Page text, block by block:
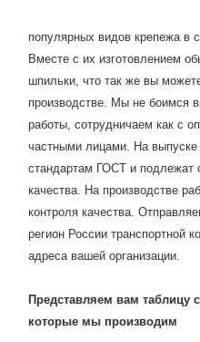
популярных видов крепежа в
Вместе с их изготовлением
шпильки, что так же вы
производстве. Мы не боимся
работы, сотрудничаем как с
частными лицами. На
стандартам ГОСТ и подлежат
качества. На производстве
контроля качества.
регион России транспортной
адреса вашей организации.
Представляем вам таблицу
которые мы производим